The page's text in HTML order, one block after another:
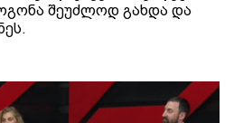
შეუძლოდ გახდა და